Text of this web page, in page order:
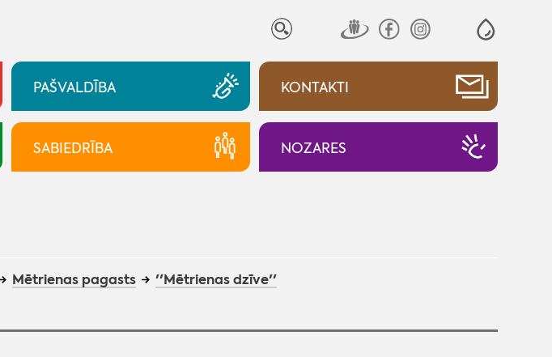
PAŠVALDĪBA KONTAKTI
SABIEDRĪBA NOZARES
Mētrienas pagasts ''Mētrienas dzīve''